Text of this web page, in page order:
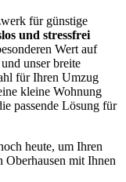
für günstige
und stressfrei
Wert auf
unser breite
für Ihren Umzug
kleine Wohnung
passende Lösung für
heute, um Ihren
mit Ihnen